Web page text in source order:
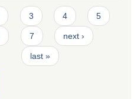
3 4 5
7 next ›
last »